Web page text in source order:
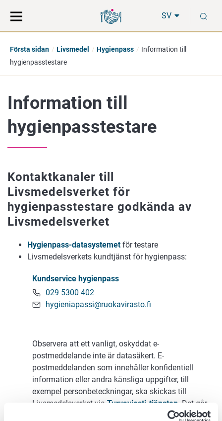
direkt
till
på
hela
SV
Första sidan Livsmedel Hygienpass
Information till
hygienpasstestare
Information till
hygienpasstestare
Kontaktkanaler till
Livsmedelsverket för
hygienpasstestare godkända av
Livsmedelsverket
Hygienpass-datasystemetför testare
Livsmedelsverkets kundtjänst för hygienpass:
Kundservice hygienpass
029 5300 402
hygieniapassi@ruokavirasto.fi
Observera att ett vanligt, oskyddat e-
postmeddelande inte är datasäkert. E-
postmeddelanden som innehåller konfidentiell
information eller andra känsliga uppgifter, till
exempel personbeteckningar, ska skickas till
Livsmedelsverket via Turvaviesti-tjänsten . Det går
även att skicka stora bifogade filer med säker e-